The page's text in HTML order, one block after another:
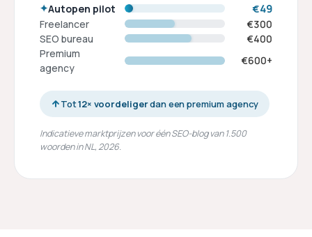
Autopen pilot €49
Freelancer
€300
SEO bureau
€400
Premium
agency
€600+
Tot12× voordeligerdan een premium agency
Indicatieve marktprijzen voor één SEO-blog van 1.500
woorden in NL, 2026.